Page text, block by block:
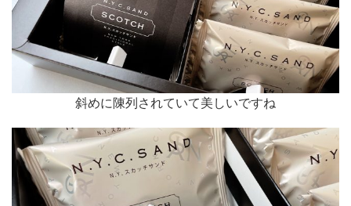
斜めに陳列されていて美しいですね